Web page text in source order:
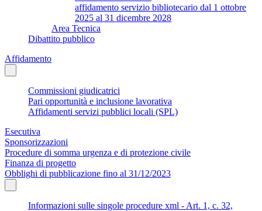
affidamento servizio bibliotecario dal 1 ottobre
2025 al 31 dicembre 2028
Area Tecnica
Dibattito pubblico
Affidamento
Commissioni giudicatrici
Pari opportunità e inclusione lavorativa
Affidamenti servizi pubblici locali (SPL)
Esecutiva
Sponsorizzazioni
Procedure di somma urgenza e di protezione civile
Finanza di progetto
Obblighi di pubblicazione fino al 31/12/2023
Informazioni sulle singole procedure xml - Art. 1, c. 32,